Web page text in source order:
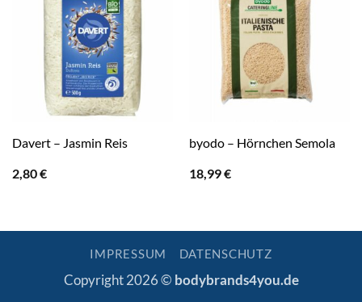
Davert – Jasmin Reis
2,80€
byodo – Hörnchen Semola
18,99€
IMPRESSUM DATENSCHUTZ
Copyright 2026 © bodybrands4you.de